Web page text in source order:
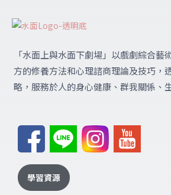
「水面上與水面下劇場」 以戲劇綜合藝
方的修養方法和心理諮商理論及技巧，
略，服務於人的身心健康、群我關係、
學習資源